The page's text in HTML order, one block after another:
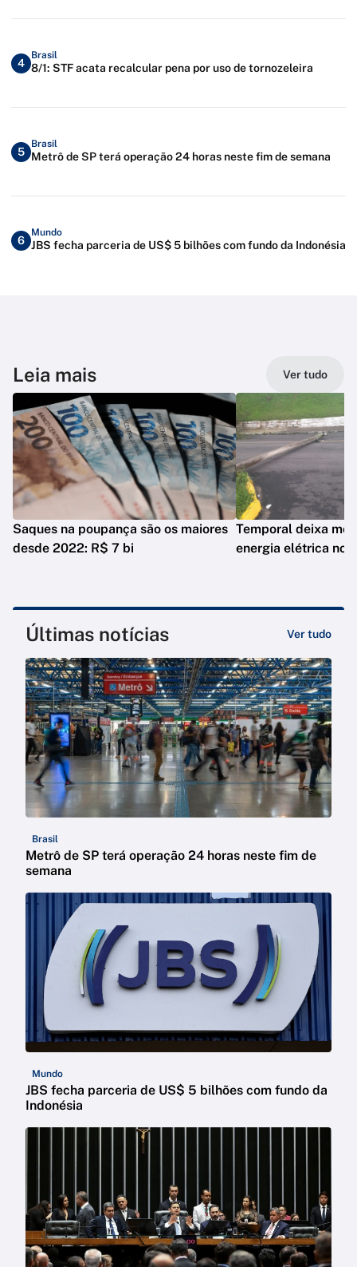
4
Brasil
8/1: STF acata recalcular pena por uso de tornozeleira
5
Brasil
Metrô de SP terá operação 24 horas neste fim de semana
6
Mundo
JBS fecha parceria de US$ 5 bilhões com fundo da Indonésia
Leia mais Ver tudo
Saques na poupança são os maiores
desde 2022: R$ 7 bi
Temporal deixa
energia elétrica no
Últimas notícias Ver tudo
Brasil
Metrô de SP terá operação 24 horas neste fim de
semana
Mundo
JBS fecha parceria de US$ 5 bilhões com fundo da
Indonésia